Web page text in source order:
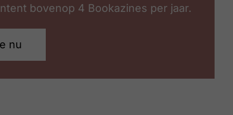
bovenop 4 Bookazines per jaar.
nu